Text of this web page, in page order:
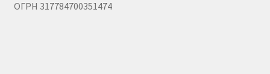
ОГРН 317784700351474